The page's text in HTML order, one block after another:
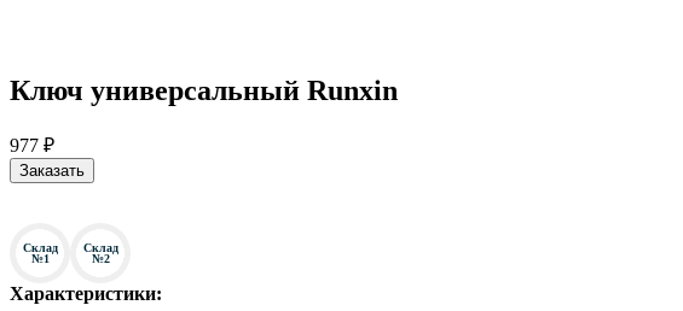
Ключ универсальный Runxin
977 ₽
Заказать
Склад
№1
Склад
№2
Характеристики: